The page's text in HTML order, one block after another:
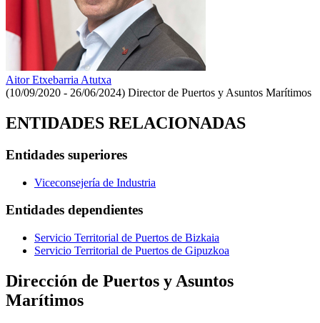
Aitor Etxebarria Atutxa
(10/09/2020 - 26/06/2024) Director de Puertos y Asuntos Marítimos
ENTIDADES RELACIONADAS
Entidades superiores
Viceconsejería de Industria
Entidades dependientes
Servicio Territorial de Puertos de Bizkaia
Servicio Territorial de Puertos de Gipuzkoa
Dirección de Puertos y Asuntos
Marítimos